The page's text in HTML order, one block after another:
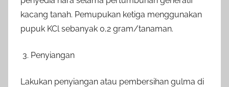
kacang tanah. Pemupukan ketiga menggunakan
pupuk KCl sebanyak 0,2 gram/tanaman.
Penyiangan
Lakukan penyiangan atau pembersihan gulma di